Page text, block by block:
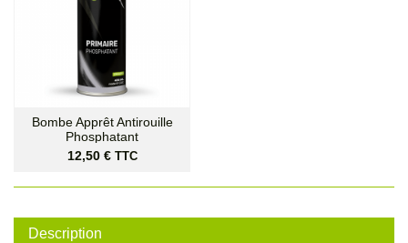
Bombe Apprêt Antirouille
Phosphatant
Prix
12,50 € TTC
Description